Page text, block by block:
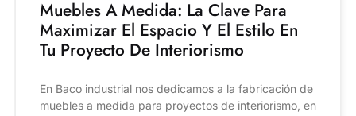
Muebles A Medida: La Clave Para
Maximizar El Espacio Y El Estilo En
Tu Proyecto De Interiorismo
En Baco industrial nos dedicamos a la fabricación de
muebles a medida para proyectos de interiorismo, en